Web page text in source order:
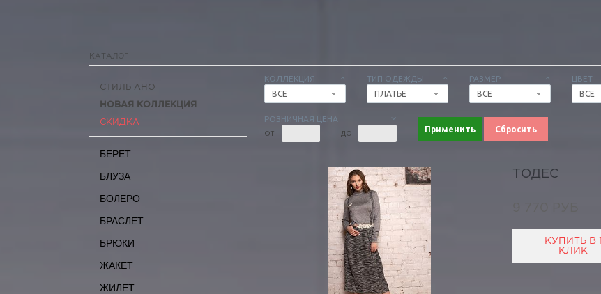
КАТАЛОГ
КОЛЛЕКЦИЯ
ВСЕ
ТИП ОДЕЖДЫ
ПЛАТЬЕ
РАЗМЕР
ВСЕ
ЦВЕТ
ВСЕ
РОЗНИЧНАЯ ЦЕНА
ОТ ДО Применить Сбросить
СТИЛЬ АНО
НОВАЯ КОЛЛЕКЦИЯ
СКИДКА
БЕРЕТ
БЛУЗА
БОЛЕРО
БРАСЛЕТ
БРЮКИ
ЖАКЕТ
ЖИЛЕТ
ТОДЕС
КУПИТЬ В 1
КЛИК